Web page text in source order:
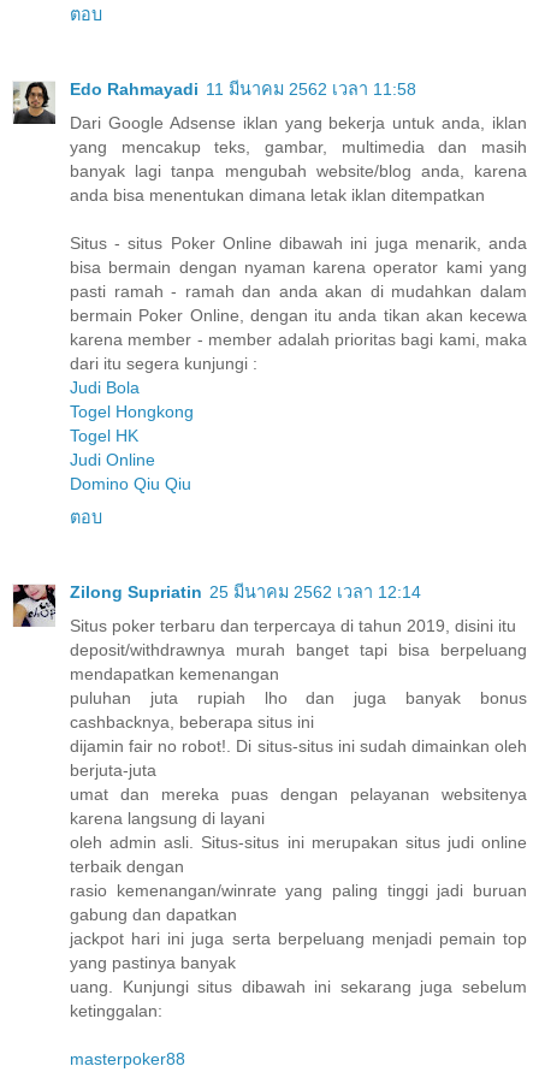
ตอบ
Edo Rahmayadi 11 มีนาคม 2562 เวลา 11:58
Dari Google Adsense iklan yang bekerja untuk anda, iklan
yang mencakup teks, gambar, multimedia dan masih
banyak lagi tanpa mengubah website/blog anda, karena
anda bisa menentukan dimana letak iklan ditempatkan
Situs - situs Poker Online dibawah ini juga menarik, anda
bisa bermain dengan nyaman karena operator kami yang
pasti ramah - ramah dan anda akan di mudahkan dalam
bermain Poker Online, dengan itu anda tikan akan kecewa
karena member - member adalah prioritas bagi kami, maka
dari itu segera kunjungi :
Judi Bola
Togel Hongkong
Togel HK
Judi Online
Domino Qiu Qiu
ตอบ
Zilong Supriatin 25 มีนาคม 2562 เวลา 12:14
Situs poker terbaru dan terpercaya di tahun 2019, disini itu
deposit/withdrawnya murah banget tapi bisa berpeluang
mendapatkan kemenangan
puluhan juta rupiah lho dan juga banyak bonus
cashbacknya, beberapa situs ini
dijamin fair no robot!. Di situs-situs ini sudah dimainkan oleh
berjuta-juta
umat dan mereka puas dengan pelayanan websitenya
karena langsung di layani
oleh admin asli. Situs-situs ini merupakan situs judi online
terbaik dengan
rasio kemenangan/winrate yang paling tinggi jadi buruan
gabung dan dapatkan
jackpot hari ini juga serta berpeluang menjadi pemain top
yang pastinya banyak
uang. Kunjungi situs dibawah ini sekarang juga sebelum
ketinggalan:
masterpoker88